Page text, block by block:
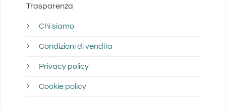
Trasparenza
Chi siamo
Condizioni di vendita
Privacy policy
Cookie policy